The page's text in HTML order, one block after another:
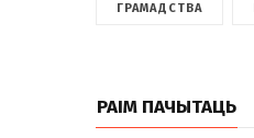
ГРАМАДСТВА
РАІМ ПАЧЫТАЦЬ